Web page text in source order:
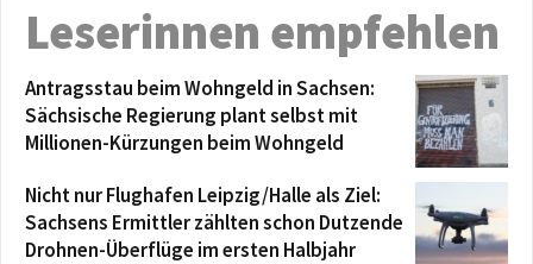
Leserinnen empfehlen
Antragsstau beim Wohngeld in Sachsen:
Sächsische Regierung plant selbst mit
Millionen-Kürzungen beim Wohngeld
Nicht nur Flughafen Leipzig/Halle als Ziel:
Sachsens Ermittler zählten schon Dutzende
Drohnen-Überflüge im ersten Halbjahr